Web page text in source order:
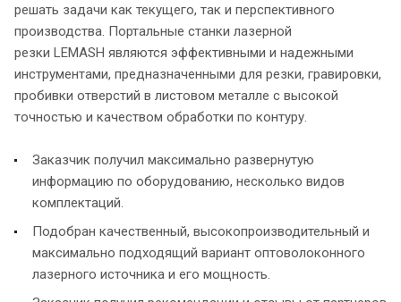
решать задачи как текущего, так и перспективного
производства. Портальные станки лазерной
резки LEMASH являются эффективными и надежными
инструментами, предназначенными для резки, гравировки,
пробивки отверстий в листовом металле с высокой
точностью и качеством обработки по контуру.
Заказчик получил максимально развернутую
информацию по оборудованию, несколько видов
комплектаций.
Подобран качественный, высокопроизводительный и
максимально подходящий вариант оптоволоконного
лазерного источника и его мощность.